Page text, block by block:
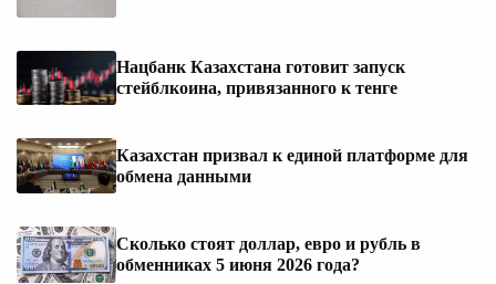
Нацбанк Казахстана готовит запуск
стейблкоина, привязанного к тенге
Казахстан призвал к единой платформе для
обмена данными
Сколько стоят доллар, евро и рубль в
обменниках 5 июня 2026 года?